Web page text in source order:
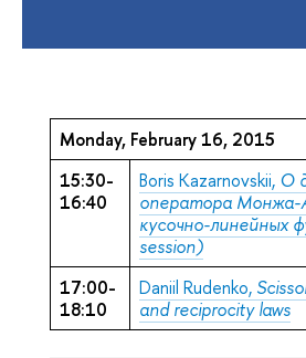
Monday, February 16, 2015
15:30-
16:40
Boris Kazarnovskii, О
оператора Монжа-
кусочно-линейных
session)
17:00-
18:10
Daniil Rudenko,
and reciprocity laws